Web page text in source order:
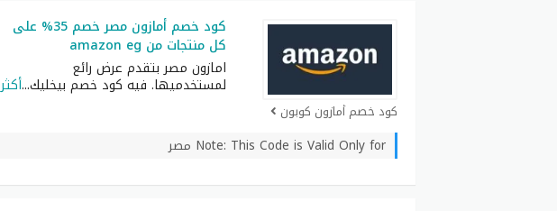
كود خصم أمازون كوبون
كود خصم أمازون مصر خصم 35% على
كل منتجات من amazon eg
امازون مصر بتقدم عرض رائع
لمستخدميها. فيه كود خصم بيخليك...أكثر
Note: This Code is Valid Only for مصر